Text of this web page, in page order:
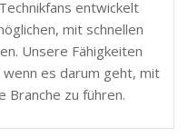
entwickelt
mit schnellen
Unsere Fähigkeiten
es darum geht, mit
Branche zu führen.